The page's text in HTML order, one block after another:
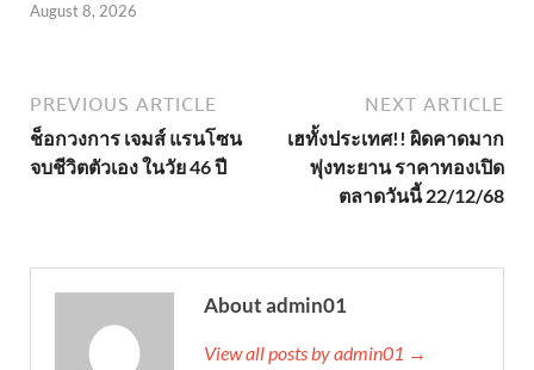
August 8, 2026
PREVIOUS ARTICLE
ช็อกวงการ เจมส์ แรนโซน
จบชีวิตตัวเอง ในวัย 46 ปี
NEXT ARTICLE
เฮทั้งประเทศ!! ผิดคาดมาก
พุ่งทะยาน ราคาทองเปิด
ตลาดวันนี้ 22/12/68
About admin01
View all posts by admin01 →